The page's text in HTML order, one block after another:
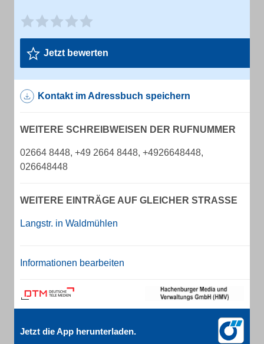
Jetzt bewerten
Kontakt im Adressbuch speichern
WEITERE SCHREIBWEISEN DER RUFNUMMER
02664 8448, +49 2664 8448, +4926648448,
026648448
WEITERE EINTRÄGE AUF GLEICHER STRASSE
Langstr. in Waldmühlen
Informationen bearbeiten
Jetzt die App herunterladen.